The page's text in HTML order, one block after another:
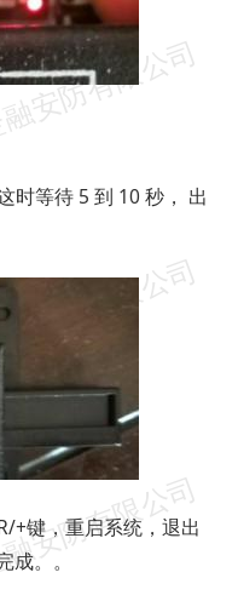
时等待 5 到 10 秒， 出
+键，重启系统，退出
。。